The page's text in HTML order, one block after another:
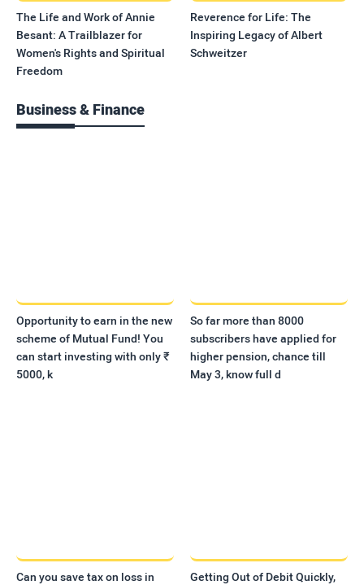
The Life and Work of Annie
Besant: A Trailblazer for
Women's Rights and Spiritual
Freedom
Reverence for Life: The
Inspiring Legacy of Albert
Schweitzer
Business & Finance
Opportunity to earn in the new
scheme of Mutual Fund! You
can start investing with only ₹
5000, k
So far more than 8000
subscribers have applied for
higher pension, chance till
May 3, know full d
Can you save tax on loss in
Getting Out of Debit Quickly,